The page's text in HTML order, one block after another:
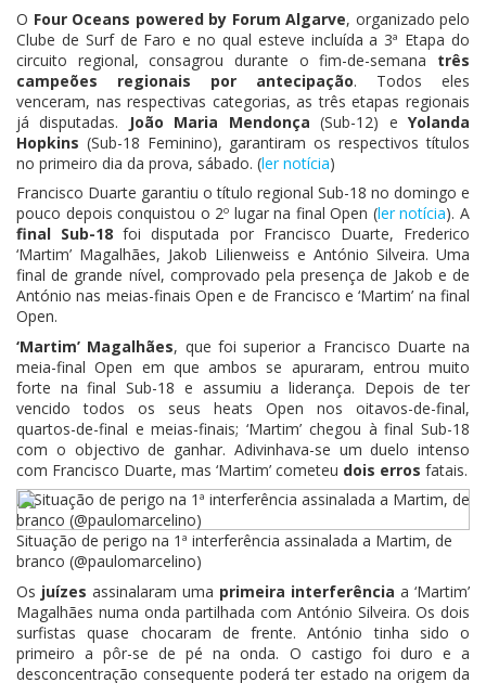
O Four Oceans powered by Forum Algarve, organizado pelo
Clube de Surf de Faro e no qual esteve incluída a 3ª Etapa do
circuito regional, consagrou durante o fim-de-semana três
campeões regionais por antecipação. Todos eles
venceram, nas respectivas categorias, as três etapas regionais
já disputadas.
João Maria Mendonça (Sub-12) eYolanda
Hopkins (Sub-18 Feminino), garantiram os respectivos títulos
no primeiro dia da prova, sábado. (ler notícia)
Francisco Duarte garantiu o título regional Sub-18 no domingo e
pouco depois conquistou o 2º lugar na final Open (ler notícia). A
final Sub-18 foi disputada por Francisco Duarte, Frederico
‘Martim’ Magalhães, Jakob Lilienweiss e António Silveira. Uma
final de grande nível, comprovado pela presença de Jakob e de
António nas meias-finais Open e de Francisco e ‘Martim’ na final
Open.
‘Martim’ Magalhães, que foi superior a Francisco Duarte na
meia-final Open em que ambos se apuraram, entrou muito
forte na final Sub-18 e assumiu a liderança. Depois de ter
vencido todos os seus heats Open nos oitavos-de-final,
quartos-de-final e meias-finais; ‘Martim’ chegou à final Sub-18
com o objectivo de ganhar. Adivinhava-se um duelo intenso
com Francisco Duarte, mas ‘Martim’ cometeu dois erros fatais.
Situação de perigo na 1ª interferência assinalada a Martim, de
branco (@paulomarcelino)
Os juízes assinalaram uma primeira interferência a ‘Martim’
Magalhães numa onda partilhada com António Silveira. Os dois
surfistas quase chocaram de frente. António tinha sido o
primeiro a pôr-se de pé na onda. O castigo foi duro e a
desconcentração consequente poderá ter estado na origem da